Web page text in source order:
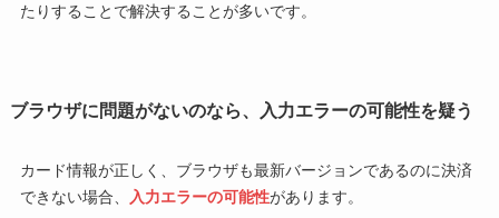
たりすることで解決することが多いです。
ブラウザに問題がないのなら、入力エラーの可能性を疑う
カード情報が正しく、ブラウザも最新バージョンであるのに決済
できない場合、 入力エラーの可能性があります。